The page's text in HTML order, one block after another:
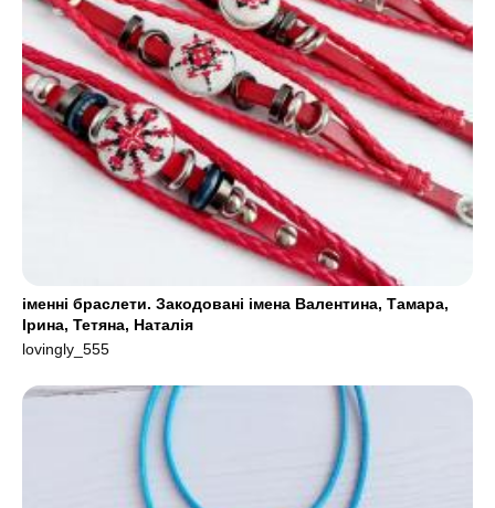
іменні браслети. Закодовані імена Валентина, Тамара,
Ірина, Тетяна, Наталія
lovingly_555